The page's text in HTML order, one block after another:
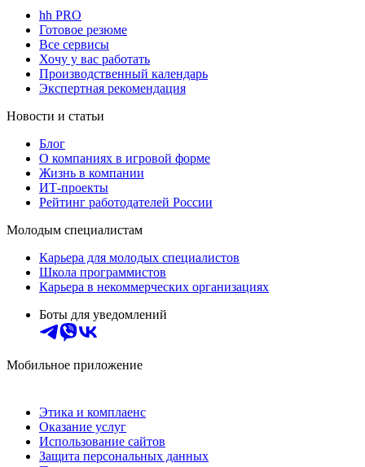
hh PRO
Готовое резюме
Все сервисы
Хочу у вас работать
Производственный календарь
Экспертная рекомендация
Новости и статьи
Блог
О компаниях в игровой форме
Жизнь в компании
ИТ-проекты
Рейтинг работодателей России
Молодым специалистам
Карьера для молодых специалистов
Школа программистов
Карьера в некоммерческих организациях
Боты для уведомлений
Мобильное приложение
Этика и комплаенс
Оказание услуг
Использование сайтов
Защита персональных данных